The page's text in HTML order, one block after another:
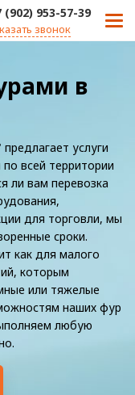
(902) 953-57-39
звонок
в
услуги
всей территории
ли вам перевозка
для торговли, мы
сроки.
как для малого
которым
или тяжелые
наших фур
любую